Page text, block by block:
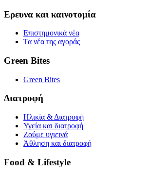
Ερευνα και καινοτομία
Επιστημονικά νέα
Τα νέα της αγοράς
Green Bites
Green Bites
Διατροφή
Ηλικία & Διατροφή
Υγεία και διατροφή
Ζούμε υγιεινά
Άθληση και διατροφή
Food & Lifestyle